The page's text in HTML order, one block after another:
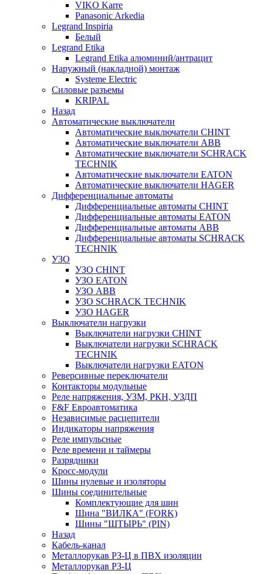
VIKO Karre
Panasonic Arkedia
Legrand Inspiria
Белый
Legrand Etika
Legrand Etika алюминий/антрацит
Наружный (накладной) монтаж
Systeme Electric
Силовые разъемы
KRIPAL
Назад
Автоматические выключатели
Автоматические выключатели CHINT
Автоматические выключатели ABB
Автоматические выключатели SCHRACK
TECHNIK
Автоматические выключатели EATON
Автоматические выключатели HAGER
Дифференциальные автоматы
Дифференциальные автоматы CHINT
Дифференциальные автоматы EATON
Дифференциальные автоматы ABB
Дифференциальные автоматы SCHRACK
TECHNIK
УЗО
УЗО CHINT
УЗО EATON
УЗО ABB
УЗО SCHRACK TECHNIK
УЗО HAGER
Выключатели нагрузки
Выключатели нагрузки CHINT
Выключатели нагрузки SCHRACK
TECHNIK
Выключатели нагрузки EATON
Реверсивные переключатели
Контакторы модульные
Реле напряжения, УЗМ, РКН, УЗДП
F&F Евроавтоматика
Независимые расцепители
Индикаторы напряжения
Реле импульсные
Реле времени и таймеры
Разрядники
Кросс-модули
Шины нулевые и изоляторы
Шины соединительные
Комплектующие для шин
Шина "ВИЛКА" (FORK)
Шины "ШТЫРЬ" (PIN)
Назад
Кабель-канал
Металлорукав РЗ-Ц в ПВХ изоляции
Металлорукав РЗ-Ц